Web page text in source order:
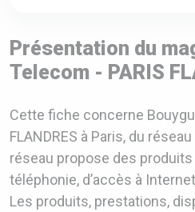
Présentation du
Telecom - PARIS
Cette fiche concerne
FLANDRES à Paris, du
réseau propose des
téléphonie, d’accès à
Les produits, prestations,